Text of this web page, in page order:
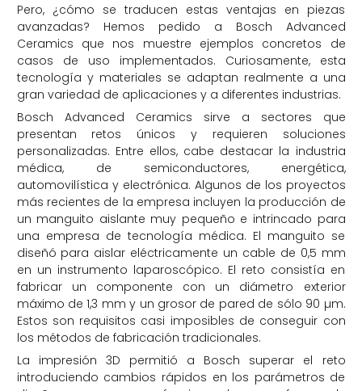
Pero, ¿cómo se traducen estas ventajas en piezas
avanzadas? Hemos pedido a Bosch Advanced
Ceramics que nos muestre ejemplos concretos de
casos de uso implementados. Curiosamente, esta
tecnología y materiales se adaptan realmente a una
gran variedad de aplicaciones y a diferentes industrias.
Bosch Advanced Ceramics sirve a sectores que
presentan retos únicos y requieren soluciones
personalizadas. Entre ellos, cabe destacar la industria
médica, de semiconductores, energética,
automovilística y electrónica. Algunos de los proyectos
más recientes de la empresa incluyen la producción de
un manguito aislante muy pequeño e intrincado para
una empresa de tecnología médica. El manguito se
diseñó para aislar eléctricamente un cable de 0,5 mm
en un instrumento laparoscópico. El reto consistía en
fabricar un componente con un diámetro exterior
máximo de 1,3 mm y un grosor de pared de sólo 90 µm.
Estos son requisitos casi imposibles de conseguir con
los métodos de fabricación tradicionales.
La impresión 3D permitió a Bosch superar el reto
introduciendo cambios rápidos en los parámetros de